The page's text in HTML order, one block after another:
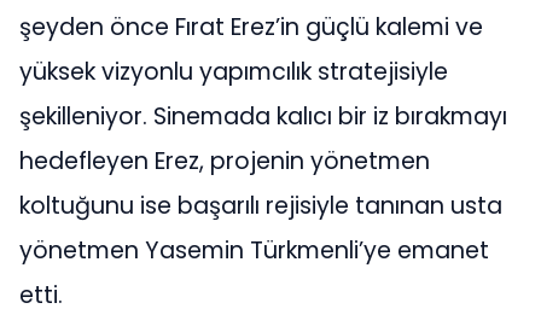
şeyden önce Fırat Erez’in güçlü kalemi ve
yüksek vizyonlu yapımcılık stratejisiyle
şekilleniyor. Sinemada kalıcı bir iz bırakmayı
hedefleyen Erez, projenin yönetmen
koltuğunu ise başarılı rejisiyle tanınan usta
yönetmen Yasemin Türkmenli’ye emanet
etti.